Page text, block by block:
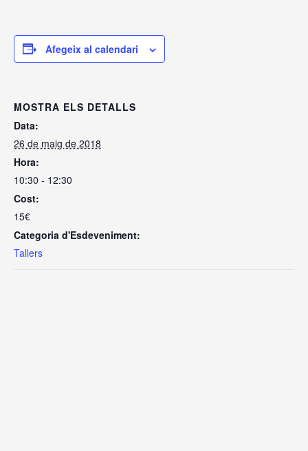
Afegeix al calendari
MOSTRA ELS DETALLS
Data:
26 de maig de 2018
Hora:
10:30 - 12:30
Cost:
15€
Categoria d'Esdeveniment:
Tallers